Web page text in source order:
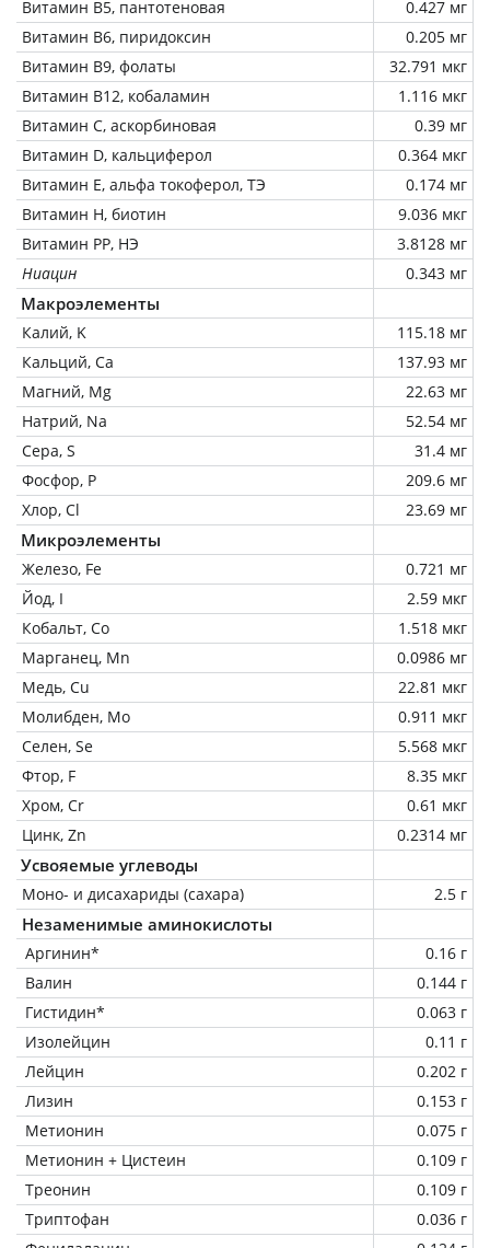
Витамин В5, пантотеновая
0.427 мг
Витамин В6, пиридоксин
0.205 мг
Витамин В9, фолаты
32.791 мкг
Витамин В12, кобаламин
1.116 мкг
Витамин C, аскорбиновая
0.39 мг
Витамин D, кальциферол
0.364 мкг
Витамин Е, альфа токоферол, ТЭ
0.174 мг
Витамин Н, биотин
9.036 мкг
Витамин РР, НЭ
3.8128 мг
Ниацин
0.343 мг
Макроэлементы
Калий, K
115.18 мг
Кальций, Ca
137.93 мг
Магний, Mg
22.63 мг
Натрий, Na
52.54 мг
Сера, S
31.4 мг
Фосфор, P
209.6 мг
Хлор, Cl
23.69 мг
Микроэлементы
Железо, Fe
0.721 мг
Йод, I
2.59 мкг
Кобальт, Co
1.518 мкг
Марганец, Mn
0.0986 мг
Медь, Cu
22.81 мкг
Молибден, Mo
0.911 мкг
Селен, Se
5.568 мкг
Фтор, F
8.35 мкг
Хром, Cr
0.61 мкг
Цинк, Zn
0.2314 мг
Усвояемые углеводы
Моно- и дисахариды (сахара) 2.5 г
Незаменимые аминокислоты
Аргинин*
0.16 г
Валин
0.144 г
Гистидин*
0.063 г
Изолейцин
0.11 г
Лейцин
0.202 г
Лизин
0.153 г
Метионин
0.075 г
Метионин + Цистеин
0.109 г
Треонин
0.109 г
Триптофан
0.036 г